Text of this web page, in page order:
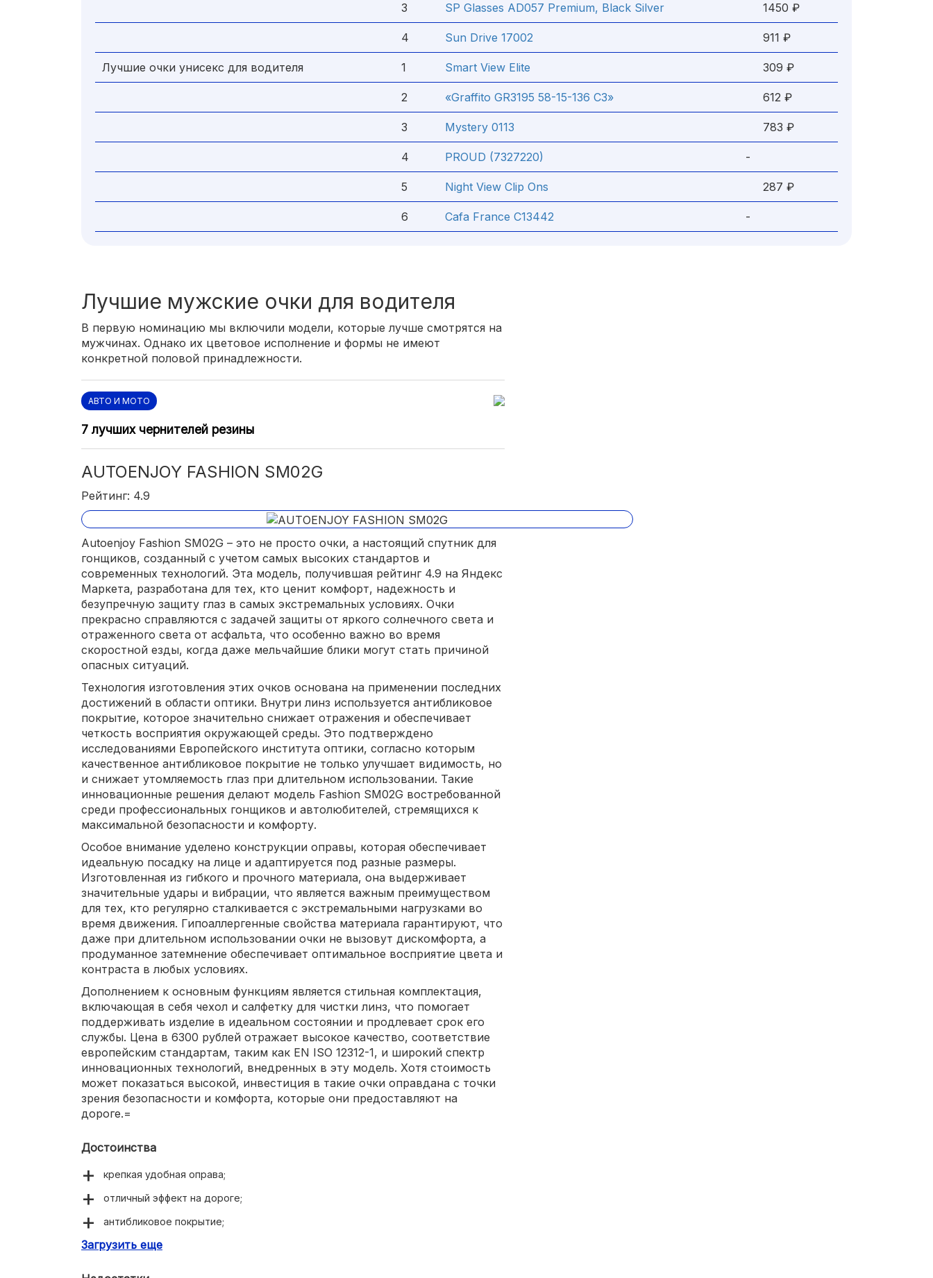
3 SP Glasses AD057 Premium, Black Silver 1450 ₽
4 Sun Drive 17002 911 ₽
Лучшие очки унисекс для водителя 1 Smart View Elite 309 ₽
2 «Graffito GR3195 58-15-136 C3» 612 ₽
3 Mystery 0113 783 ₽
4 PROUD (7327220) -
5 Night View Clip Ons 287 ₽
6 Cafa France С13442 -
Лучшие мужские очки для водителя
В первую номинацию мы включили модели, которые лучше смотрятся на
мужчинах. Однако их цветовое исполнение и формы не имеют
конкретной половой принадлежности.
АВТО И МОТО
7 лучших чернителей резины
AUTOENJOY FASHION SM02G
Рейтинг: 4.9
Autoenjoy Fashion SM02G – это не просто очки, а настоящий спутник для
гонщиков, созданный с учетом самых высоких стандартов и
современных технологий. Эта модель, получившая рейтинг 4.9 на Яндекс
Маркета, разработана для тех, кто ценит комфорт, надежность и
безупречную защиту глаз в самых экстремальных условиях. Очки
прекрасно справляются с задачей защиты от яркого солнечного света и
отраженного света от асфальта, что особенно важно во время
скоростной езды, когда даже мельчайшие блики могут стать причиной
опасных ситуаций.
Технология изготовления этих очков основана на применении последних
достижений в области оптики. Внутри линз используется антибликовое
покрытие, которое значительно снижает отражения и обеспечивает
четкость восприятия окружающей среды. Это подтверждено
исследованиями Европейского института оптики, согласно которым
качественное антибликовое покрытие не только улучшает видимость, но
и снижает утомляемость глаз при длительном использовании. Такие
инновационные решения делают модель Fashion SM02G востребованной
среди профессиональных гонщиков и автолюбителей, стремящихся к
максимальной безопасности и комфорту.
Особое внимание уделено конструкции оправы, которая обеспечивает
идеальную посадку на лице и адаптируется под разные размеры.
Изготовленная из гибкого и прочного материала, она выдерживает
значительные удары и вибрации, что является важным преимуществом
для тех, кто регулярно сталкивается с экстремальными нагрузками во
время движения. Гипоаллергенные свойства материала гарантируют, что
даже при длительном использовании очки не вызовут дискомфорта, а
продуманное затемнение обеспечивает оптимальное восприятие цвета и
контраста в любых условиях.
Дополнением к основным функциям является стильная комплектация,
включающая в себя чехол и салфетку для чистки линз, что помогает
поддерживать изделие в идеальном состоянии и продлевает срок его
службы. Цена в 6300 рублей отражает высокое качество, соответствие
европейским стандартам, таким как EN ISO 12312-1, и широкий спектр
инновационных технологий, внедренных в эту модель. Хотя стоимость
может показаться высокой, инвестиция в такие очки оправдана с точки
зрения безопасности и комфорта, которые они предоставляют на
дороге.=
Достоинства
крепкая удобная оправа;
отличный эффект на дороге;
антибликовое покрытие;
оптимальная комплектация;
Загрузить еще